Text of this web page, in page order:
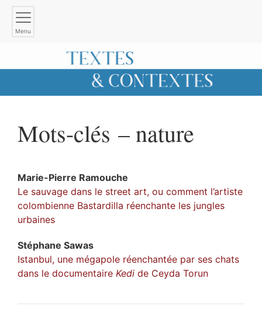
Menu
Mots-clés – nature
Marie-Pierre Ramouche
Le sauvage dans le street art, ou comment l’artiste
colombienne Bastardilla réenchante les jungles
urbaines
Stéphane Sawas
Istanbul, une mégapole réenchantée par ses chats
dans le documentaire Kedi de Ceyda Torun